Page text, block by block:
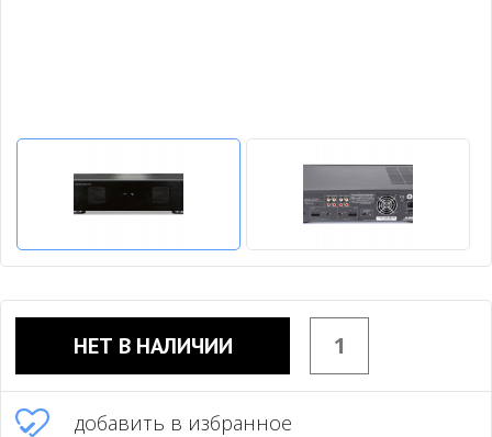
НЕТ В НАЛИЧИИ
добавить в избранное